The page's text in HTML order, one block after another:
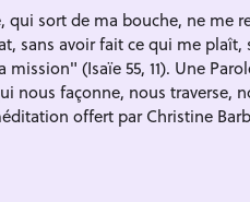
qui sort de ma bouche, ne me
sans avoir fait ce qui me plaît,
mission" (Isaïe 55, 11). Une
nous façonne, nous traverse,
offert par Christine